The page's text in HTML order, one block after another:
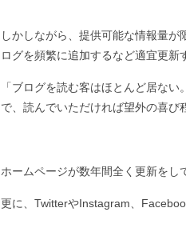
しかしながら、提供可能な情報量
ログを頻繁に追加するなど適宜更新
「ブログを読む客はほとんど居な
で、読んでいただければ望外の喜び
ホームページが数年間全く更新をし
更に、TwitterやInstagram、